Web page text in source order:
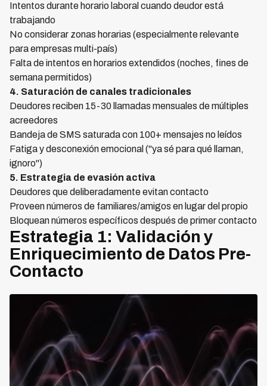
Intentos durante horario laboral cuando deudor está
trabajando
No considerar zonas horarias (especialmente relevante
para empresas multi-país)
Falta de intentos en horarios extendidos (noches, fines de
semana permitidos)
4. Saturación de canales tradicionales
Deudores reciben 15-30 llamadas mensuales de múltiples
acreedores
Bandeja de SMS saturada con 100+ mensajes no leídos
Fatiga y desconexión emocional ("ya sé para qué llaman,
ignoro")
5. Estrategia de evasión activa
Deudores que deliberadamente evitan contacto
Proveen números de familiares/amigos en lugar del propio
Bloquean números específicos después de primer contacto
Estrategia 1: Validación y
Enriquecimiento de Datos Pre-
Contacto